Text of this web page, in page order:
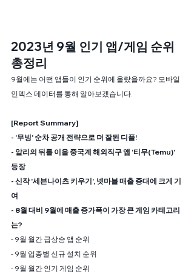
2023년 9월 인기 앱/게임 순위
총정리
9월에는 어떤 앱들이 인기 순위에 올랐을까요? 모바일
인덱스 데이터를 통해 알아보겠습니다.
[Report Summary]
- '무빙' 순차 공개 전략으로 더 잘된 디플!
- 알리의 뒤를 이을 중국계 해외직구 앱 '티무(Temu)'
등장
- 신작 '세븐나이츠 키우기', 넷마블 매출 증대에 크게 기
여
- 8월 대비 9월에 매출 증가폭이 가장 큰 게임 카테고리
는?
- 9월 월간 급상승 앱 순위
- 9월 업종별 신규 설치 순위
- 9월 월간 인기 게임 순위